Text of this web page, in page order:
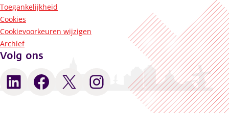
Toegankelijkheid
Cookies
Cookievoorkeuren wijzigen
Archief
Volg ons
LinkedIn Facebook X Instagram